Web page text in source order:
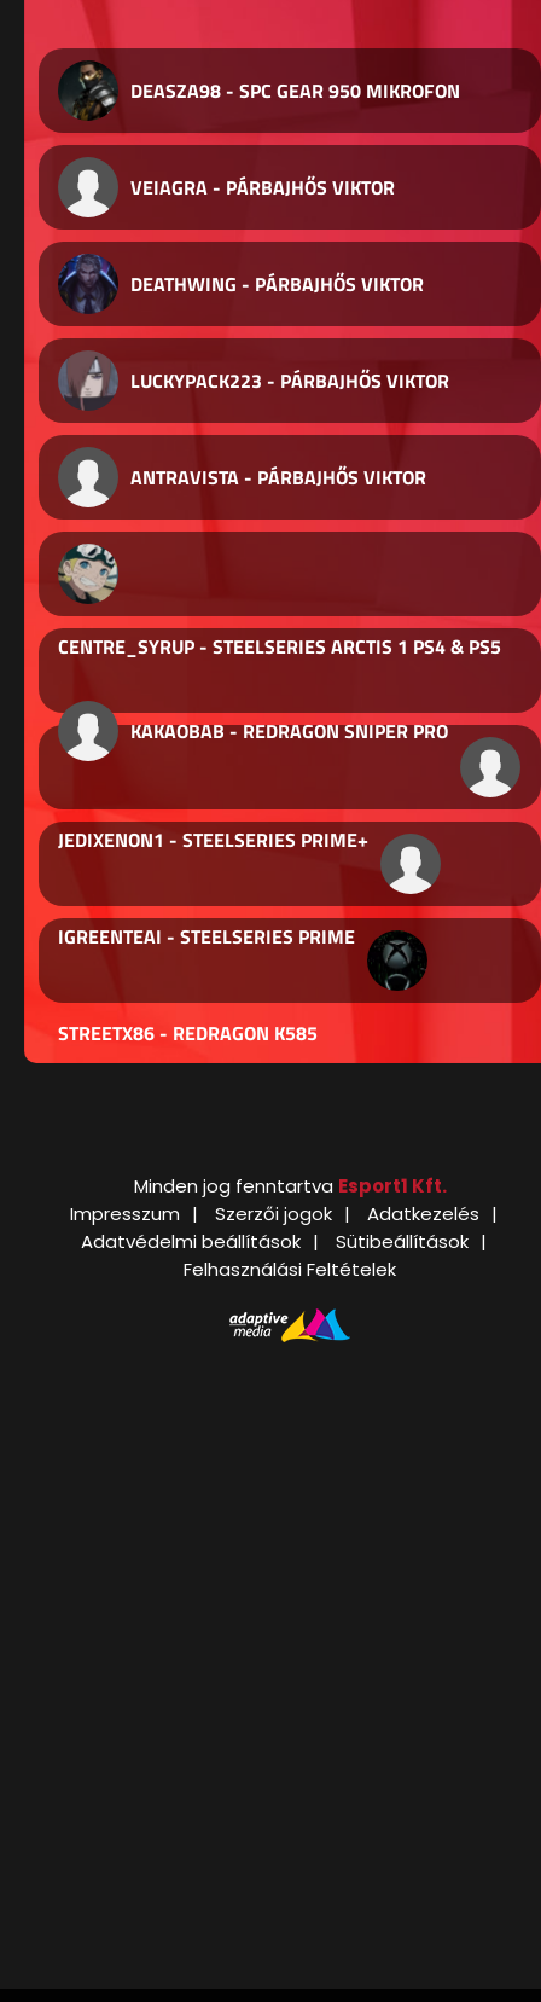
DEASZA98 - SPC GEAR 950 MIKROFON
VEIAGRA - PÁRBAJHŐS VIKTOR
DEATHWING - PÁRBAJHŐS VIKTOR
LUCKYPACK223 - PÁRBAJHŐS VIKTOR
ANTRAVISTA - PÁRBAJHŐS VIKTOR
CENTRE_SYRUP - STEELSERIES ARCTIS 1 PS4 & PS5
KAKAOBAB - REDRAGON SNIPER PRO
JEDIXENON1 - STEELSERIES PRIME+
IGREENTEAI - STEELSERIES PRIME
STREETX86 - REDRAGON K585
Minden jog fenntartva Esport1 Kft.
Impresszum
Szerzői jogok
Adatkezelés
Adatvédelmi beállítások
Sütibeállítások
Felhasználási Feltételek